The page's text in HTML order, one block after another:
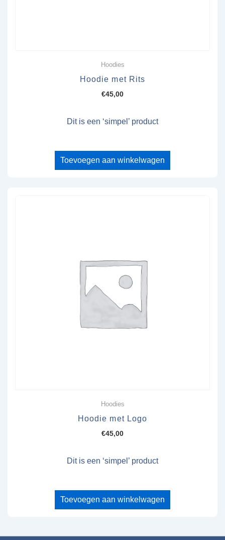
Hoodies
Hoodie met Rits
€45,00
Dit is een ‘simpel’ product
Toevoegen aan winkelwagen
Hoodies
Hoodie met Logo
€45,00
Dit is een ‘simpel’ product
Toevoegen aan winkelwagen